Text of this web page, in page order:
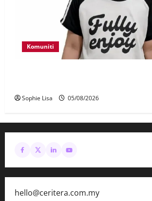
Komuniti
Sophie Lisa 05/08/2026
hello@ceritera.com.my